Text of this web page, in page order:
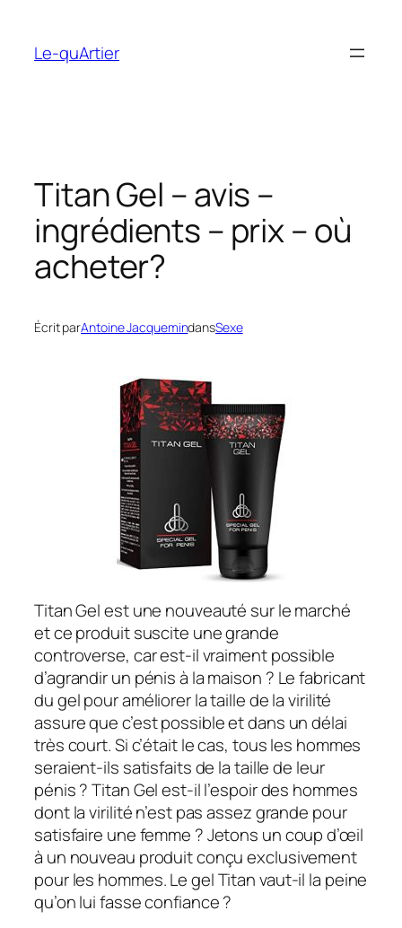
contenu
Le-quArtier
Titan Gel – avis –
ingrédients – prix – où
acheter?
Écrit parAntoine JacquemindansSexe
Titan Gel est une nouveauté sur le marché
et ce produit suscite une grande
controverse, car est-il vraiment possible
d’agrandir un pénis à la maison ? Le fabricant
du gel pour améliorer la taille de la virilité
assure que c’est possible et dans un délai
très court. Si c’était le cas, tous les hommes
seraient-ils satisfaits de la taille de leur
pénis ? Titan Gel est-il l’espoir des hommes
dont la virilité n’est pas assez grande pour
satisfaire une femme ? Jetons un coup d’œil
à un nouveau produit conçu exclusivement
pour les hommes. Le gel Titan vaut-il la peine
qu’on lui fasse confiance ?